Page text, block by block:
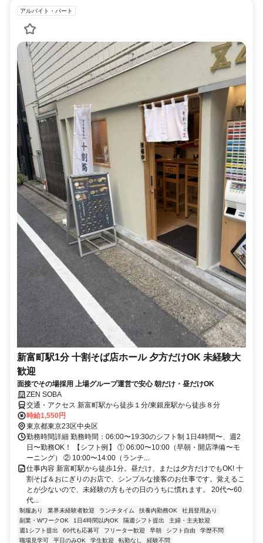
アルバイト・パート
新富町駅1分 十割そば店ホール 夕方だけOK 未経験大
歓迎
面接でその場採用 上場グループ運営で安心 朝だけ・昼だけOK
ZEN SOBA
交通・アクセス 新富町駅から徒歩１分/東銀座駅から徒歩８分
時給1,550円
東京都東京23区中央区
勤務時間詳細 勤務時間：06:00〜19:30のシフト制 1日4時間〜、週2
日〜勤務OK！ 【シフト例】 ① 06:00〜10:00（早朝・開店準備〜モ
ーニング） ② 10:00〜14:00（ランチ...
仕事内容 新富町駅から徒歩1分。昼だけ、または夕方だけでもOK! 十
割そば＆おにぎりのお店で、シンプルな接客のお仕事です。覚えるこ
とが少ないので、未経験の方もその日のうちに慣れます。 20代〜60
代...
制服あり 業界未経験者歓迎 ランチタイム 扶養内勤務OK
社員登用あり
副業・WワークOK
1日4時間以内OK 隔週シフト提出
主婦・主夫歓迎
週1シフト提出
60代も応募可 フリーター歓迎 早朝 シフト自由
学歴不問
職場見学可
平日のみOK 学生歓迎 転勤なし 経験不問